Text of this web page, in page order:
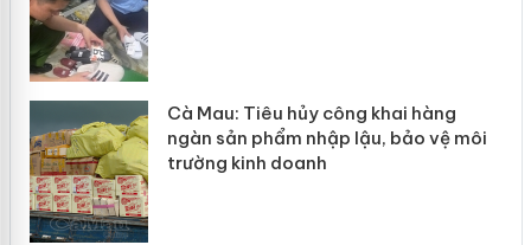
Cà Mau: Tiêu hủy công khai hàng
ngàn sản phẩm nhập lậu, bảo vệ môi
trường kinh doanh